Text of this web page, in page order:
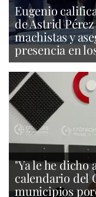
Eugenio
de Astrid
machistas y
presencia en
"Ya le he dicho
calendario del
municipios